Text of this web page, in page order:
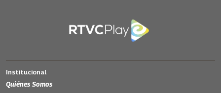
Institucional
Quiénes Somos